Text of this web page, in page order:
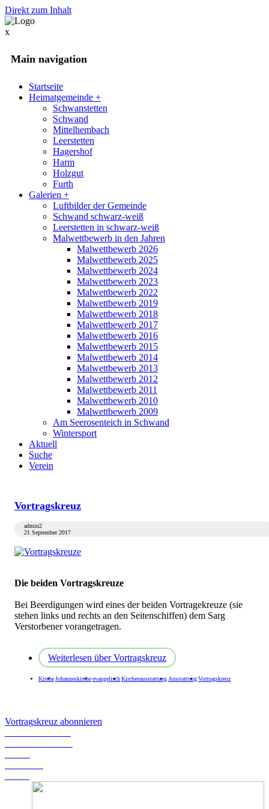
Direkt zum Inhalt
x
Main navigation
Startseite
Heimatgemeinde +
Schwanstetten
Schwand
Mittelhembach
Leerstetten
Hagershof
Harm
Holzgut
Furth
Galerien +
Luftbilder der Gemeinde
Schwand schwarz-weiß
Leerstetten in schwarz-weiß
Malwettbewerb in den Jahren
Malwettbewerb 2026
Malwettbewerb 2025
Malwettbewerb 2024
Malwettbewerb 2023
Malwettbewerb 2022
Malwettbewerb 2019
Malwettbewerb 2018
Malwettbewerb 2017
Malwettbewerb 2016
Malwettbewerb 2015
Malwettbewerb 2014
Malwettbewerb 2013
Malwettbewerb 2012
Malwettbewerb 2011
Malwettbewerb 2010
Malwettbewerb 2009
Am Seerosenteich in Schwand
Wintersport
Aktuell
Suche
Verein
Vortragskreuz
admin2
21 September 2017
Die beiden Vortragskreuze
Bei Beerdigungen wird eines der beiden Vortragekreuze (sie
stehen links und rechts an den Seitenschiffen) dem Sarg
Verstorbener vorangetragen.
Weiterlesen über Vortragskreuz
KircheJohanneskircheevangelischKirchenausstattung AusstattungVortragskreuz
Vortragskreuz abonnieren
Schwanstetten.de
Landratsamt Roth
BLFD
Landkarte
Wetter